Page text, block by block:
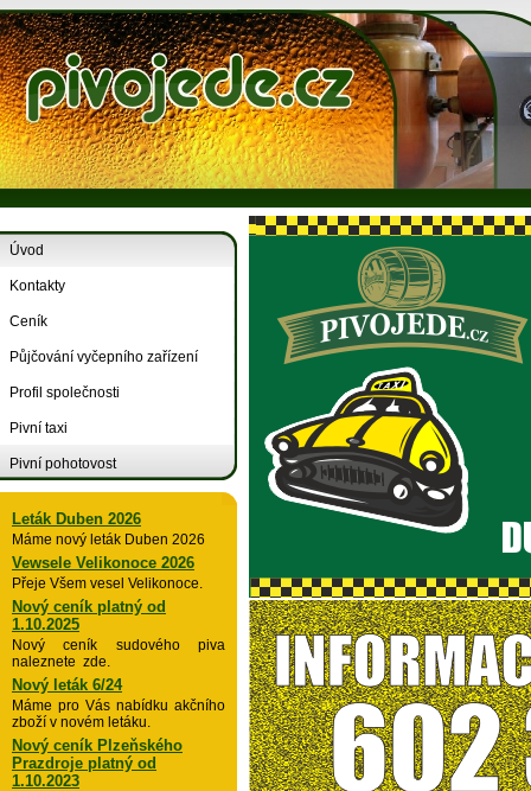
Úvod
Kontakty
Ceník
Půjčování vyčepního zařízení
Profil společnosti
Pivní taxi
Pivní pohotovost
Leták Duben 2026
Máme nový leták Duben 2026
Vewsele Velikonoce 2026
Přeje Všem vesel Velikonoce.
Nový ceník platný od
1.10.2025
Nový ceník sudového piva
naleznete zde.
Nový leták 6/24
Máme pro Vás nabídku akčního
zboží v novém letáku.
Nový ceník Plzeňského
Prazdroje platný od
1.10.2023